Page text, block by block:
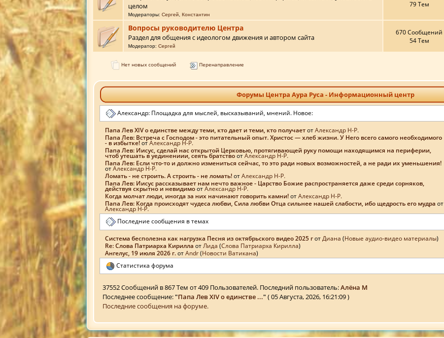
целом
Модераторы:Сергей ,Константин
79 Тем
Вопросы руководителю Центра
Раздел для общения с идеологом движения и автором сайта
Модератор:Сергей
670 Сообщений
54 Тем
Нет новых сообщений Перенаправление
Форумы Центра Аура Руса - Информационный центр
Александр: Площадка для мыслей, высказываний, мнений. Новое:
Папа Лев XIV о единстве между теми, кто дает и теми, кто получаетотАлександр Н-Р.
Папа Лев: Встреча с Господом - это питательный опыт. Христос — хлеб жизни. У Него всего самого необходимого
- в избытке!отАлександр Н-Р.
Папа Лев: Иисус, сделай нас открытой Церковью, протягивающей руку помощи находящимся на периферии,
чтоб утешать в уединениии, сеять братствоотАлександр Н-Р.
Папа Лев: Если что-то и должно измениться сейчас, то это ради новых возможностей, а не ради их уменьшения!
отАлександр Н-Р.
Ломать - не строить. А строить - не ломать!отАлександр Н-Р.
Папа Лев: Иисус рассказывает нам нечто важное - Царство Божие распространяется даже среди сорняков,
действуя скрытно и невидимоотАлександр Н-Р.
Когда молчат люди, иногда за них начинают говорить камни!отАлександр Н-Р.
Папа Лев: Когда происходят чудеса любви, Сила любви Отца сильнее нашей слабости, ибо щедрость его мудра от
Александр Н-Р.
Последние сообщения в темах
Система бесполезна как нагрузка Песня из октябрьского видео 2025 готДиана (Новые аудио-видео материалы)
Re: Слова Патриарха Кирилла отЛида (Слова Патриарха Кирилла)
Ангелус, 19 июля 2026 г.отАndr(Новости Ватикана)
Статистика форума
37552 Сообщений в 867 Тем от 409 Пользователей. Последний пользователь:Алёна М
Последнее сообщение:"Папа Лев XIV о единстве ..." ( 05 Августа, 2026, 16:21:09 )
Последние сообщения на форуме.